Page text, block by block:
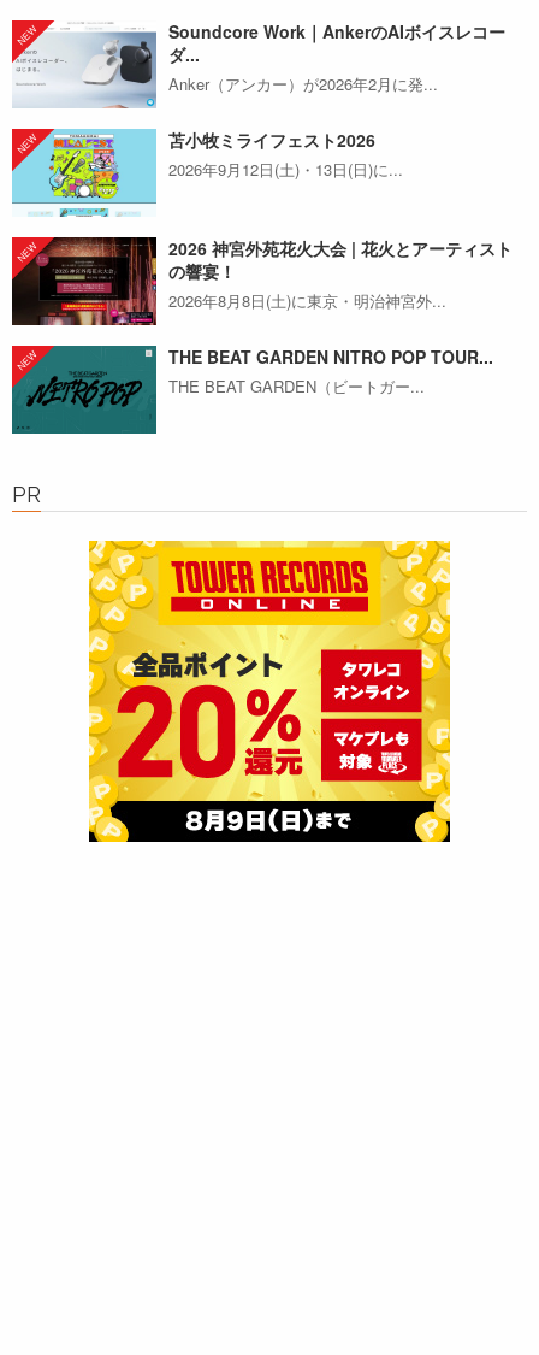
Soundcore Work｜AnkerのAIボイスレコー
ダ...
Anker（アンカー）が2026年2月に発...
苫小牧ミライフェスト2026
2026年9月12日(土)・13日(日)に...
2026 神宮外苑花火大会 | 花火とアーティスト
の響宴！
2026年8月8日(土)に東京・明治神宮外...
THE BEAT GARDEN NITRO POP TOUR...
THE BEAT GARDEN（ビートガー...
PR